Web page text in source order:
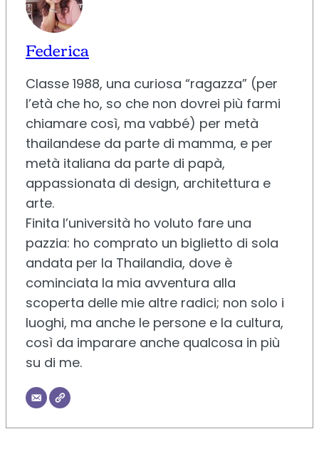
Federica
Classe 1988, una curiosa “ragazza” (per
l’età che ho, so che non dovrei più farmi
chiamare così, ma vabbé) per metà
thailandese da parte di mamma, e per
metà italiana da parte di papà,
appassionata di design, architettura e
arte.
Finita l’università ho voluto fare una
pazzia: ho comprato un biglietto di sola
andata per la Thailandia, dove è
cominciata la mia avventura alla
scoperta delle mie altre radici; non solo i
luoghi, ma anche le persone e la cultura,
così da imparare anche qualcosa in più
su di me.